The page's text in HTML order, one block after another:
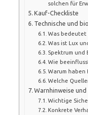
solchen für
Kauf-Checkliste
Technische und
Was bedeutet
Was ist Lux
Spektrum
Wie
Warum haben
Welche
Warnhinweise
Wichtige
Konkrete